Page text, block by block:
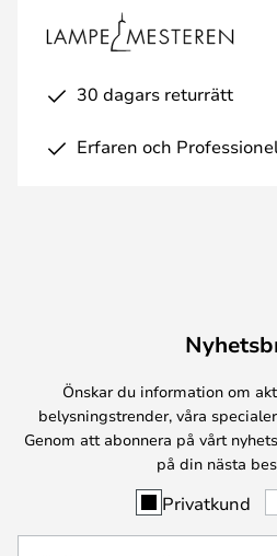
30 dagars returrätt
Erfaren och
Önskar du information om
belysningstrender, våra
Genom att abonnera på vårt
på din nästa
Privatkund